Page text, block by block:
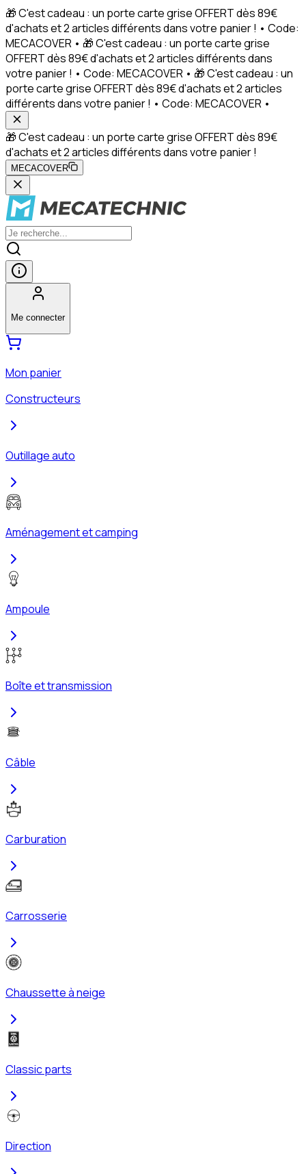
🎁 C'est cadeau : un porte carte grise OFFERT dès 89€
d'achats et 2 articles différents dans votre panier ! • Code:
MECACOVER • 🎁 C'est cadeau : un porte carte grise
OFFERT dès 89€ d'achats et 2 articles différents dans
votre panier ! • Code: MECACOVER • 🎁 C'est cadeau : un
porte carte grise OFFERT dès 89€ d'achats et 2 articles
différents dans votre panier ! • Code: MECACOVER •
🎁 C'est cadeau : un porte carte grise OFFERT dès 89€
d'achats et 2 articles différents dans votre panier !
MECACOVER
Me connecter
Mon panier
Constructeurs
Outillage auto
Aménagement et camping
Ampoule
Boîte et transmission
Câble
Carburation
Carrosserie
Chaussette à neige
Classic parts
Direction